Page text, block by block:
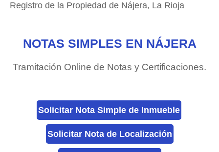
Registro de la Propiedad de Nájera, La Rioja
NOTAS SIMPLES EN NÁJERA
Tramitación Online de Notas y Certificaciones.
Solicitar Nota Simple de Inmueble
Solicitar Nota de Localización